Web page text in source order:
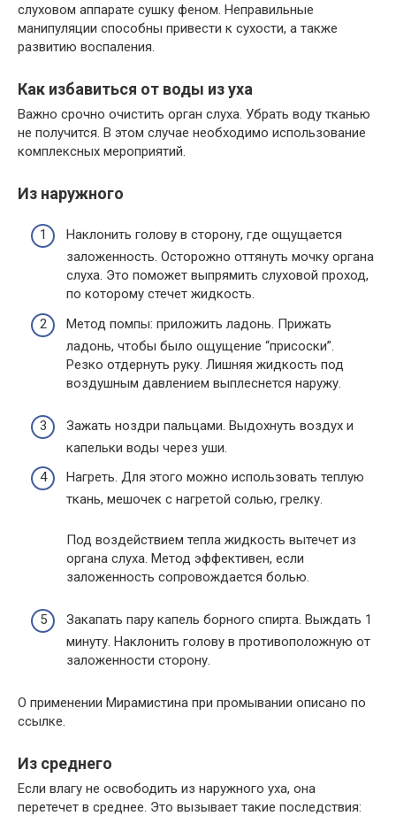
слуховом аппарате сушку феном. Неправильные
манипуляции способны привести к сухости, а также
развитию воспаления.
Как избавиться от воды из уха
Важно срочно очистить орган слуха. Убрать воду тканью
не получится. В этом случае необходимо использование
комплексных мероприятий.
Из наружного
Наклонить голову в сторону, где ощущается
заложенность. Осторожно оттянуть мочку органа
слуха. Это поможет выпрямить слуховой проход,
по которому стечет жидкость.
Метод помпы: приложить ладонь. Прижать
ладонь, чтобы было ощущение “присоски”.
Резко отдернуть руку. Лишняя жидкость под
воздушным давлением выплеснется наружу.
Зажать ноздри пальцами. Выдохнуть воздух и
капельки воды через уши.
Нагреть. Для этого можно использовать теплую
ткань, мешочек с нагретой солью, грелку.
Под воздействием тепла жидкость вытечет из
органа слуха. Метод эффективен, если
заложенность сопровождается болью.
Закапать пару капель борного спирта. Выждать 1
минуту. Наклонить голову в противоположную от
заложенности сторону.
О применении Мирамистина при промывании описано по
ссылке.
Из среднего
Если влагу не освободить из наружного уха, она
перетечет в среднее. Это вызывает такие последствия: